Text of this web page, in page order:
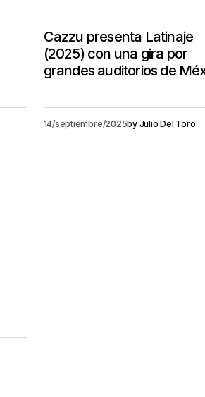
Cazzu presenta Latinaje
(2025) con una gira por
grandes auditorios de
14/septiembre/2025by Julio Del Toro